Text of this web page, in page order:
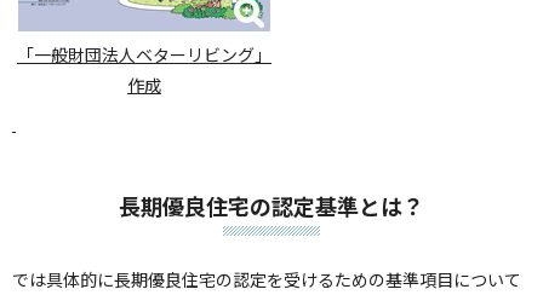
「一般財団法人ベターリビング」
作成
長期優良住宅の認定基準とは？
では具体的に長期優良住宅の認定を受けるための基準項目について